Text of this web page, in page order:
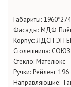
Габариты:
Фасады: МДФ
Корпус:ЛДСП
Столешница: СОЮЗ
Стекло: Мателюкс
Ручки: Рейленг
Направляющие: